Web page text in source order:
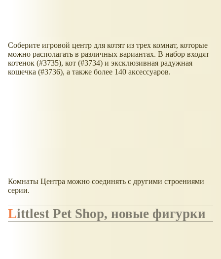
Соберите игровой центр для котят из трех комнат, которые
можно располагать в различных вариантах. В набор входят
котенок (#3735), кот (#3734) и эксклюзивная радужная
кошечка (#3736), а также более 140 аксессуаров.
Комнаты Центра можно соединять с другими строениями
серии.
Littlest Pet Shop, новые фигурки